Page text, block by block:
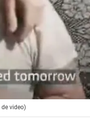
video)